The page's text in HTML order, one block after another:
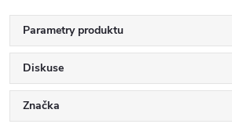
Parametry produktu
Diskuse
Značka